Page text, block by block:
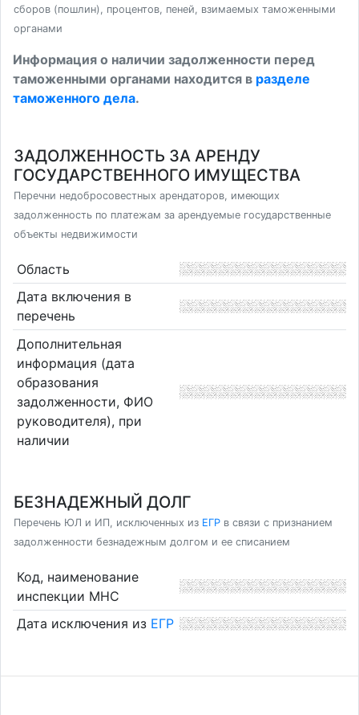
сборов (пошлин), процентов, пеней, взимаемых таможенными
органами
Информация о наличии задолженности перед
таможенными органами находится в разделе
таможенного дела.
ЗАДОЛЖЕННОСТЬ ЗА АРЕНДУ
ГОСУДАРСТВЕННОГО ИМУЩЕСТВА
Перечни недобросовестных арендаторов, имеющих
задолженность по платежам за арендуемые государственные
объекты недвижимости
Область
Дата включения в
перечень
Дополнительная
информация (дата
образования
задолженности, ФИО
руководителя), при
наличии
БЕЗНАДЕЖНЫЙ ДОЛГ
Перечень ЮЛ и ИП, исключенных из ЕГР в связи с признанием
задолженности безнадежным долгом и ее списанием
Код, наименование
инспекции МНС
Дата исключения из ЕГР